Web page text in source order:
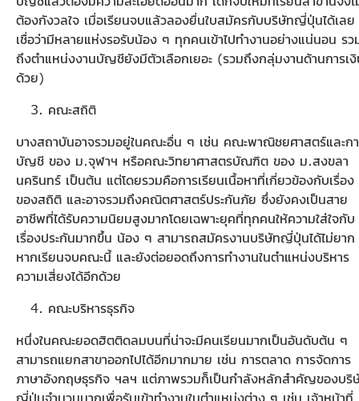
ต้องกังวลใจ เมื่อเรียนจบแล้วลองยื่นใบสมัครกับบริษัทญี่ปุ่นได้เลย
เชื่อว่ามีหลายแห่งรอรับน้อง ๆ ทุกคนเข้าไปทำงานอย่างแน่นอน รว
ถึงตำแหน่งงานบัญชียังมีตัวเลือกเยอะ (รวมถึงกลุ่มงานด้านการเ
ด้วย)
คณะสถิติ
บางสถาบันอาจรวมอยู่ในคณะอื่น ๆ เช่น คณะพาณิชยศาสตร์และก
บัญชี ของ ม.จุฬาฯ หรือคณะวิทยาศาสตรบัณฑิต ของ ม.สงขลา
นครินทร์ เป็นต้น แต่โดยรวมคือการเรียนเนื้อหาที่เกี่ยวข้องกับเรื่อง
ของสถิติ และอาจรวมถึงคณิตศาสตร์ประกันภัย ซึ่งยังคงเป็นสาย
อาชีพที่ได้รับความนิยมสูงมากโดยเฉพาะยุคที่ทุกคนให้ความใส่ใจกับ
เรื่องประกันมากขึ้น น้อง ๆ สามารถสมัครงานบริษัทญี่ปุ่นได้ไม่ยาก
หากเรียนจบคณะนี้ และยังต่อยอดถึงการทำงานในตำแหน่งบริหาร
ความเสี่ยงได้อีกด้วย
คณะบริหารธุรกิจ
หนึ่งในคณะยอดฮิตติดลมบนที่น่าจะมีคนเรียนมากเป็นอันดับต้น ๆ
สามารถแยกสาขาออกไปได้อีกมากมาย เช่น การตลาด การจัดการ
ภาษาอังกฤษธุรกิจ ฯลฯ แต่ภาพรวมก็เป็นกำลังหลักสำคัญของบริ
ญี่ปุ่นจำนวนมากเพื่อรับเข้าทำงานในตำแหน่งต่าง ๆ เช่น เจ้าหน้าที่